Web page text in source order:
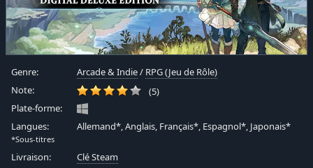
Genre: Arcade & Indie/ RPG (Jeu de Rôle)
Note:
(5)
Plate-forme:
Langues:
*Sous-titres
Allemand*, Anglais, Français*, Espagnol*, Japonais*
Livraison:
Clé Steam